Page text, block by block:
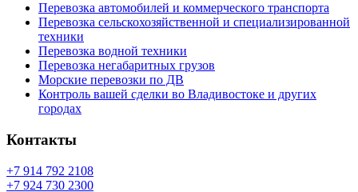
Перевозка автомобилей и коммерческого транспорта
Перевозка сельскохозяйственной и специализированной
техники
Перевозка водной техники
Перевозка негабаритных грузов
Морские перевозки по ДВ
Контроль вашей сделки во Владивостоке и других
городах
Контакты
+7 914 792 2108
+7 924 730 2300